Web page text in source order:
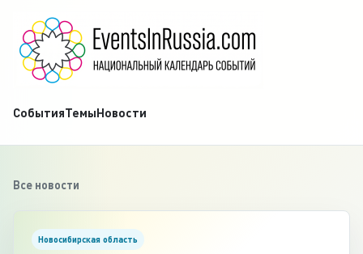
СобытияТемыНовости
Все новости
Новосибирская область